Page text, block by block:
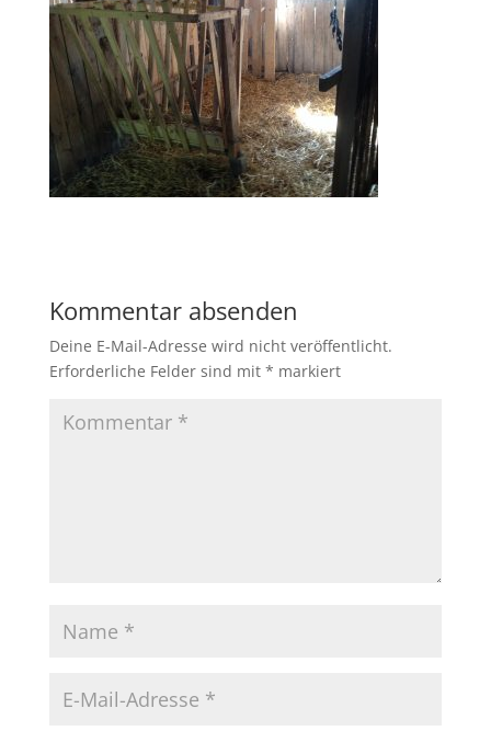
Kommentar absenden
Deine E-Mail-Adresse wird nicht veröffentlicht.
Erforderliche Felder sind mit * markiert